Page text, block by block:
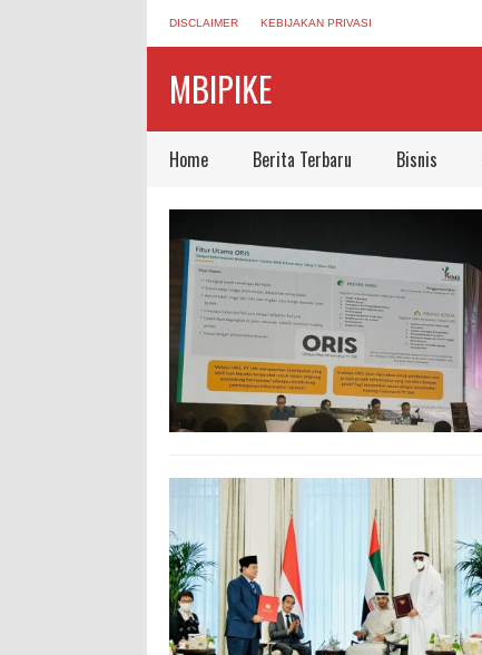
DISCLAIMER KEBIJAKAN PRIVASI
MBIPIKE
Home Berita Terbaru Bisnis